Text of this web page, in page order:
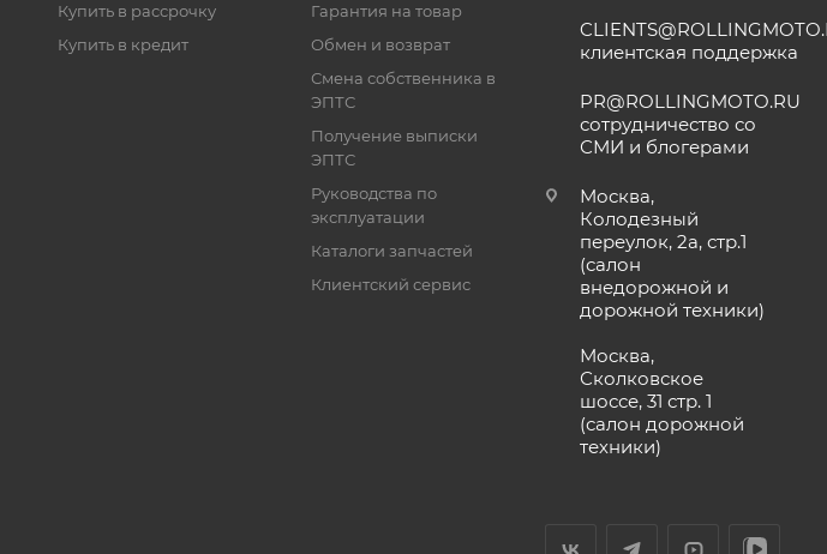
Купить в рассрочку
Купить в кредит
Гарантия на товар
Обмен и возврат
Смена собственника в
ЭПТС
Получение выписки
ЭПТС
Руководства по
эксплуатации
Каталоги запчастей
Клиентский сервис
клиентская поддержка
PR@ROLLINGMOTO.RU
сотрудничество со
СМИ и блогерами
Москва,
Колодезный
переулок, 2а, стр.1
(салон
внедорожной и
дорожной техники)
Москва,
Сколковское
шоссе, 31 стр. 1
(салон дорожной
техники)